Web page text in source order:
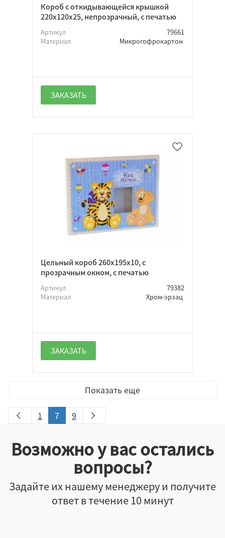
Короб с откидывающейся крышкой
220х120х25, непрозрачный, с печатью
Артикул
79661
Материал
Микрогофрокартон
ЗАКАЗАТЬ
Цельный короб 260х195х10, с
прозрачным окном, с печатью
Артикул
79382
Материал
Хром-эрзац
ЗАКАЗАТЬ
Показать еще
1 7 9
Возможно у вас остались
вопросы?
Задайте их нашему менеджеру и получите
ответ в течение 10 минут